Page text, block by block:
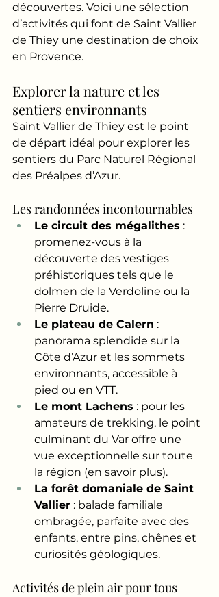
découvertes. Voici une sélection
d’activités qui font de Saint Vallier
de Thiey une destination de choix
en Provence.
Explorer la nature et les
sentiers environnants
Saint Vallier de Thiey est le point
de départ idéal pour explorer les
sentiers du Parc Naturel Régional
des Préalpes d’Azur.
Les randonnées incontournables
Le circuit des mégalithes :
promenez-vous à la
découverte des vestiges
préhistoriques tels que le
dolmen de la Verdoline ou la
Pierre Druide.
Le plateau de Calern :
panorama splendide sur la
Côte d’Azur et les sommets
environnants, accessible à
pied ou en VTT.
Le mont Lachens : pour les
amateurs de trekking, le point
culminant du Var offre une
vue exceptionnelle sur toute
la région (en savoir plus).
La forêt domaniale de Saint
Vallier : balade familiale
ombragée, parfaite avec des
enfants, entre pins, chênes et
curiosités géologiques.
Activités de plein air pour tous